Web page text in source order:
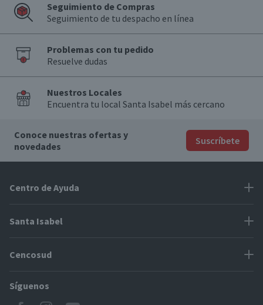
Seguimiento de Compras
Seguimiento de tu despacho en línea
Problemas con tu pedido
Resuelve dudas
Nuestros Locales
Encuentra tu local Santa Isabel más cercano
Conoce nuestras ofertas y
novedades
Suscríbete
Centro de Ayuda
Problemas con tu pedido
Cómo modificar mis datos
Modos de entrega y cobertura
Santa Isabel
Proveedores
Cencosud
Paris
Síguenos